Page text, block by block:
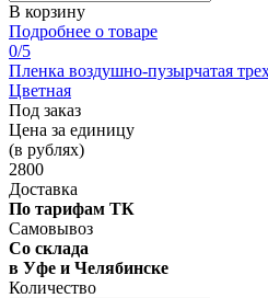
В корзину
Подробнее о товаре
0/5
Пленка воздушно-пузырчатая
Цветная
Под заказ
Цена за единицу
(в рублях)
2800
Доставка
По тарифам ТК
Самовывоз
Со склада
в Уфе и Челябинске
Количество